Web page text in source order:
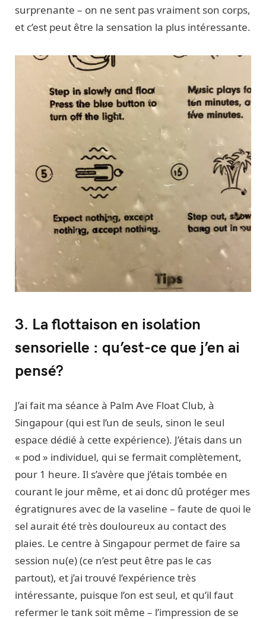
surprenante – on ne sent pas vraiment son corps,
et c’est peut être la sensation la plus intéressante.
3. La flottaison en isolation
sensorielle : qu’est-ce que j’en ai
pensé?
J’ai fait ma séance à Palm Ave Float Club, à
Singapour (qui est l’un de seuls, sinon le seul
espace dédié à cette expérience). J’étais dans un
« pod » individuel, qui se fermait complètement,
pour 1 heure. Il s’avère que j’étais tombée en
courant le jour même, et ai donc dû protéger mes
égratignures avec de la vaseline – faute de quoi le
sel aurait été très douloureux au contact des
plaies. Le centre à Singapour permet de faire sa
session nu(e) (ce n’est peut être pas le cas
partout), et j’ai trouvé l’expérience très
intéressante, puisque l’on est seul, et qu’il faut
refermer le tank soit même – l’impression de se